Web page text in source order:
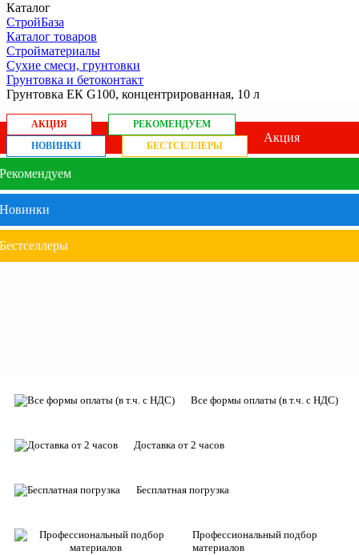
Каталог
СтройБаза
Каталог товаров
Стройматериалы
Сухие смеси, грунтовки
Грунтовка и бетоконтакт
Грунтовка ЕК G100, концентрированная, 10 л
АКЦИЯ
РЕКОМЕНДУЕМ
НОВИНКИ
БЕСТСЕЛЛЕРЫ
Акция
Рекомендуем
Новинки
Бестселлеры
Все формы оплаты (в т.ч. с НДС)
Доставка от 2 часов
Бесплатная погрузка
Профессиональный подбор
материалов